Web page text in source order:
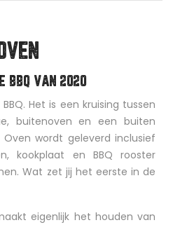
BBQ VAN 2020
Het is een kruising tussen
buitenoven en een buiten
Oven wordt geleverd inclusief
kookplaat en BBQ rooster
Wat zet jij het eerste in de
eigenlijk het houden van